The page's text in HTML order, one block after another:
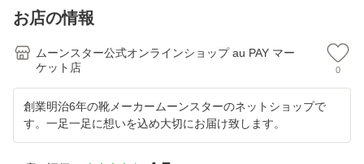
お店の情報
ムーンスター公式オンラインショップ au PAY マー
ケット店
0
創業明治6年の靴メーカームーンスターのネットショップで
す。一足一足に想いを込め大切にお届け致します。